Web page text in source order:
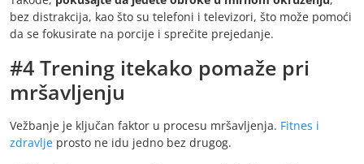
bez distrakcija, kao što su telefoni i televizori, što može pomoći
da se fokusirate na porcije i sprečite prejedanje.
#4 Trening itekako pomaže pri
mršavljenju
Vežbanje je ključan faktor u procesu mršavljenja. Fitnes i
zdravlje prosto ne idu jedno bez drugog.